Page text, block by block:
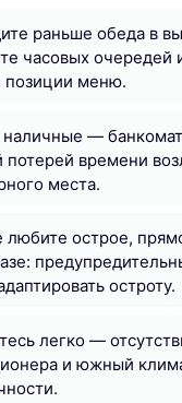
раньше обеда в
часовых очередей
позиции меню.
наличные —
времени
места.
любите острое,
остроту.
легко —
и южный